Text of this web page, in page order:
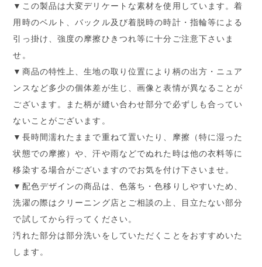
▼この製品は大変デリケートな素材を使用しています。着
用時のベルト、バックル及び着脱時の時計・指輪等による
引っ掛け、強度の摩擦ひきつれ等に十分ご注意下さいま
せ。
▼商品の特性上、生地の取り位置により柄の出方・ニュア
ンスなど多少の個体差が生じ、画像と表情が異なることが
ございます。また柄が縫い合わせ部分で必ずしも合ってい
ないことがございます。
▼長時間濡れたままで重ねて置いたり、摩擦（特に湿った
状態での摩擦）や、汗や雨などでぬれた時は他の衣料等に
移染する場合がございますのでお気を付け下さいませ。
▼配色デザインの商品は、色落ち・色移りしやすいため、
洗濯の際はクリーニング店とご相談の上、目立たない部分
で試してから行ってください。
汚れた部分は部分洗いをしていただくことをおすすめいた
します。